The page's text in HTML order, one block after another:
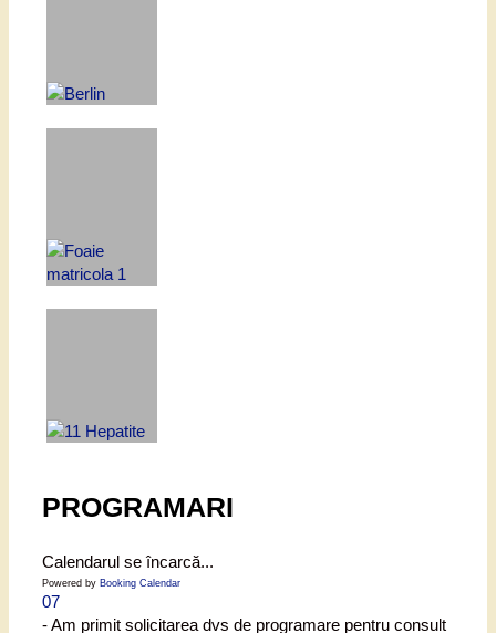
PROGRAMARI
Calendarul se încarcă...
Powered by Booking Calendar
07
- Am primit solicitarea dvs de programare pentru consult